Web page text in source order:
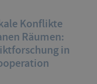
Konflikte
Räumen:
in